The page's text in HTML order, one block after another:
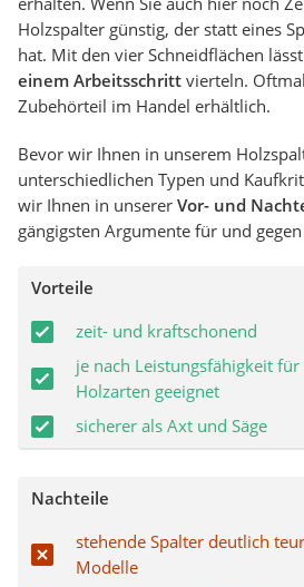
Holzspalter günstig, der statt eines
hat. Mit den vier Schneidflächen
einem Arbeitsschritt vierteln.
Zubehörteil im Handel erhältlich.
Bevor wir Ihnen in unserem
unterschiedlichen Typen und
wir Ihnen in unserer Vor- und
gängigsten Argumente für und
Vorteile
zeit- und kraftschonend
je nach Leistungsfähigkeit
Holzarten geeignet
sicherer als Axt und Säge
Nachteile
stehende Spalter deutlich
Modelle